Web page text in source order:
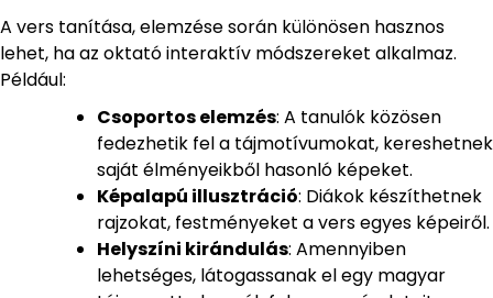
A vers tanítása, elemzése során különösen hasznos
lehet, ha az oktató interaktív módszereket alkalmaz.
Például:
Csoportos elemzés: A tanulók közösen
fedezhetik fel a tájmotívumokat, kereshetnek
saját élményeikből hasonló képeket.
Képalapú illusztráció: Diákok készíthetnek
rajzokat, festményeket a vers egyes képeiről.
Helyszíni kirándulás: Amennyiben
lehetséges, látogassanak el egy magyar